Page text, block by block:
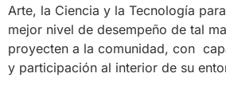
Arte, la Ciencia y la Tecnología
mejor nivel de desempeño de tal
proyecten a la comunidad, con
y participación al interior de su